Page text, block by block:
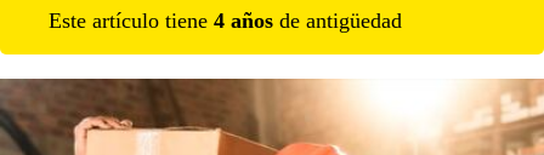
Este artículo tiene 4 años de antigüedad